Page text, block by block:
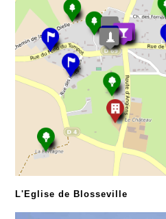
L'Eglise de Blosseville